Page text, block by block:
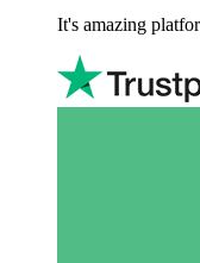
It's amazing